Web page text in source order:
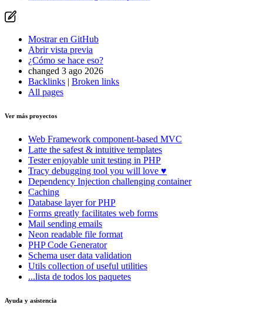
Mostrar en GitHub
Abrir vista previa
¿Cómo se hace eso?
changed 3 ago 2026
Backlinks | Broken links
All pages
Ver más proyectos
Web Framework component-based MVC
Latte the safest & intuitive templates
Testerenjoyable unit testing in PHP
Tracy debugging tool you will love ♥
Dependency Injection challenging container
Caching
Database layer for PHP
Forms greatly facilitates web forms
Mail sending emails
Neon readable file format
PHP Code Generator
Schema user data validation
Utils collection of useful utilities
...lista de todos los paquetes
Ayuda y asistencia